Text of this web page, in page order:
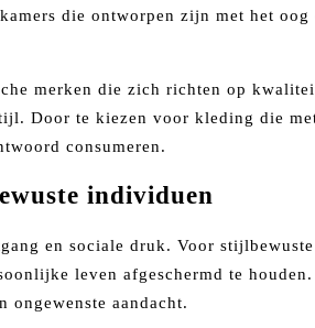
die ontworpen zijn met het
merken die zich richten op
Door te kiezen voor kleding die
consumeren.
individuen
en sociale druk. Voor
leven afgeschermd te
aandacht.